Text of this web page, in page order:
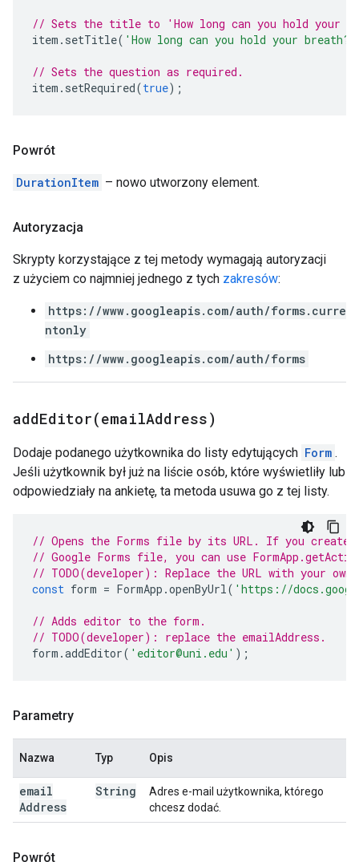
// Sets the title to 'How long can you hold your
item . setTitle( 'How long can you hold your breath?'
// Sets the question as required.
item . setRequired(true);
Powrót
DurationItem – nowo utworzony element.
Autoryzacja
Skrypty korzystające z tej metody wymagają autoryzacji
z użyciem co najmniej jednego z tych zakresów:
https://www.googleapis.com/auth/forms.curre
ntonly
https://www.googleapis.com/auth/forms
addEditor(emailAddress)
Dodaje podanego użytkownika do listy edytujących Form .
Jeśli użytkownik był już na liście osób, które wyświetliły lub
odpowiedziały na ankietę, ta metoda usuwa go z tej listy.
// Opens the Forms file by its URL. If you
// Google Forms file, you can use
// TODO(developer): Replace the URL with your own.
const form = FormApp .openByUrl( 'https://
// Adds editor to the form.
// TODO(developer): replace the emailAddress.
form .addEditor( 'editor@uni.edu' );
Parametry
Nazwa Typ Opis
email
Address
String
Adres e-mail użytkownika, którego
chcesz dodać.
Powrót